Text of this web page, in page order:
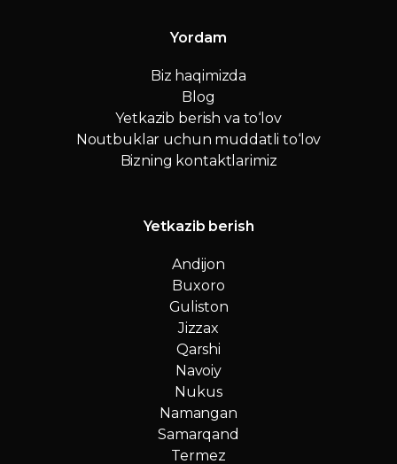
Yordam
Biz haqimizda
Blog
Yetkazib berish va to‘lov
Noutbuklar uchun muddatli to‘lov
Bizning kontaktlarimiz
Yetkazib berish
Andijon
Buxoro
Guliston
Jizzax
Qarshi
Navoiy
Nukus
Namangan
Samarqand
Termez